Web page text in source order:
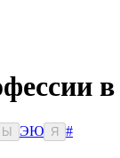
Ы ЭЮ Я
#